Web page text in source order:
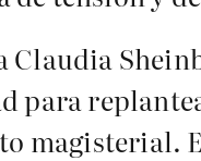
para
magisterial.